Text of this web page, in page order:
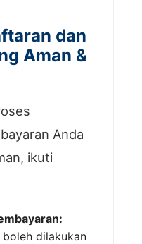
dan
Aman &
Anda
ikuti
boleh dilakukan